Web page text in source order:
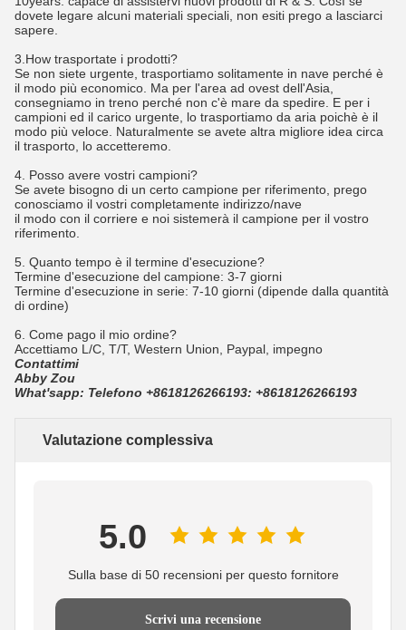
dovete legare alcuni materiali speciali, non esiti prego a lasciarci
sapere.
3.How trasportate i prodotti?
Se non siete urgente, trasportiamo solitamente in nave perché è
il modo più economico. Ma per l'area ad ovest dell'Asia,
consegniamo in treno perché non c'è mare da spedire. E per i
campioni ed il carico urgente, lo trasportiamo da aria poichè è il
modo più veloce. Naturalmente se avete altra migliore idea circa
il trasporto, lo accetteremo.
4. Posso avere vostri campioni?
Se avete bisogno di un certo campione per riferimento, prego
conosciamo il vostri completamente indirizzo/nave
il modo con il corriere e noi sistemerà il campione per il vostro
riferimento.
5. Quanto tempo è il termine d'esecuzione?
Termine d'esecuzione del campione: 3-7 giorni
Termine d'esecuzione in serie: 7-10 giorni (dipende dalla quantità
di ordine)
6. Come pago il mio ordine?
Accettiamo L/C, T/T, Western Union, Paypal, impegno
Contattimi
Abby Zou
What'sapp: Telefono +8618126266193: +8618126266193
Valutazione complessiva
5.0
Sulla base di 50 recensioni per questo fornitore
Scrivi una recensione